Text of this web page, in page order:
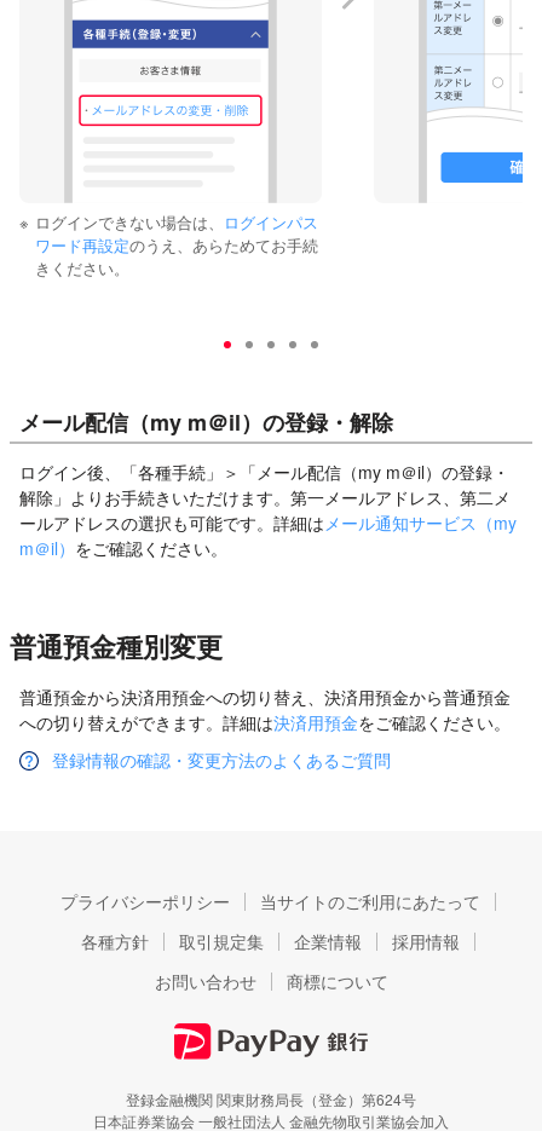
※ ログインできない場合は、
ログインパス
ワード再設定のうえ、あらためてお手続
きください。
メール配信（my m＠il）の登録・解除
ログイン後、「各種手続」＞「メール配信（my m＠il）の登録・
解除」よりお手続きいただけます。第一メールアドレス、第二メ
ールアドレスの選択も可能です。詳細はメール通知サービス（my
m＠il） をご確認ください。
普通預金種別変更
普通預金から決済用預金への切り替え、決済用預金から普通預金
への切り替えができます。詳細は決済用預金をご確認ください。
登録情報の確認・変更方法のよくあるご質問
プライバシーポリシー
当サイトのご利用にあたって
各種方針
取引規定集 企業情報
採用情報
お問い合わせ
商標について
登録金融機関 関東財務局長（登金）第624号
日本証券業協会 一般社団法人 金融先物取引業協会加入